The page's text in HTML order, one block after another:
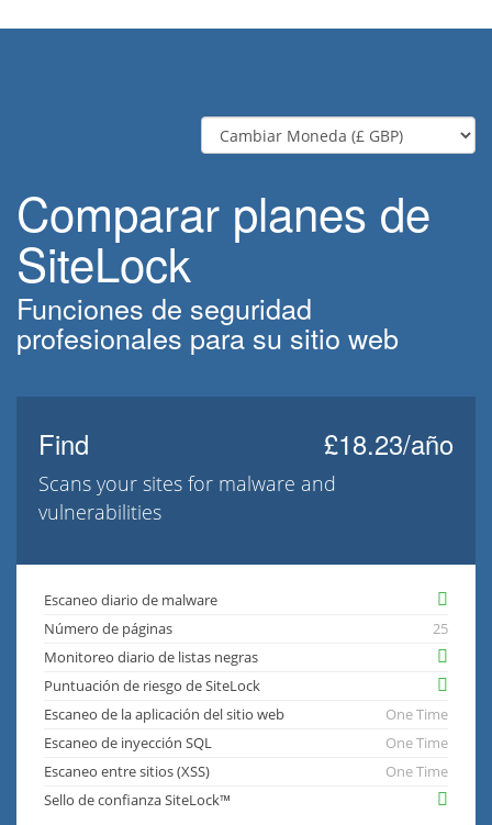
Comparar planes de
SiteLock
Funciones de seguridad
profesionales para su sitio web
Find £18.23/año
Scans your sites for malware and
vulnerabilities
Escaneo diario de malware
Número de páginas
25
Monitoreo diario de listas negras
Puntuación de riesgo de SiteLock
Escaneo de la aplicación del sitio web
One Time
Escaneo de inyección SQL
One Time
Escaneo entre sitios (XSS)
One Time
Sello de confianza SiteLock™